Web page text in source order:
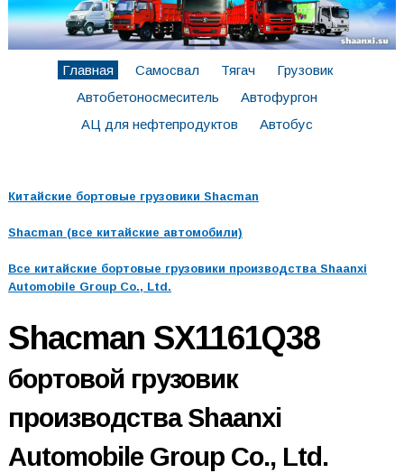
Главная Самосвал Тягач
Грузовик
Автобетоносмеситель
Автофургон
АЦ для нефтепродуктов
Автобус
Китайские бортовые грузовики Shacman
Shacman (все китайские автомобили)
Все китайские бортовые грузовики производства Shaanxi
Automobile Group Co., Ltd.
Shacman SX1161Q38
бортовой грузовик
производства Shaanxi
Automobile Group Co., Ltd.